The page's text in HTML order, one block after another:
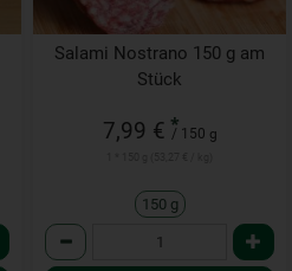
Salami Nostrano 150 g am
Stück
7,99 € *
/ 150 g
150 g
Anzahl